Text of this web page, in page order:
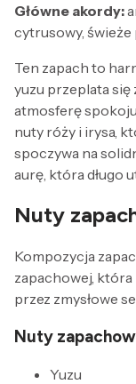
Główne akordy:
cytrusowy,
Ten zapach to
yuzu przeplata się
atmosferę
nuty róży i irysa,
spoczywa na
aurę, która długo
Nuty
Kompozycja
zapachowej, która
przez zmysłowe
Nuty
Yuzu